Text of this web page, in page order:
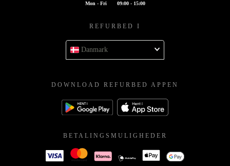
Mon - Fri 09:00 - 15:00
REFURBED I
Danmark
DOWNLOAD REFURBED APPEN
BETALINGSMULIGHEDER